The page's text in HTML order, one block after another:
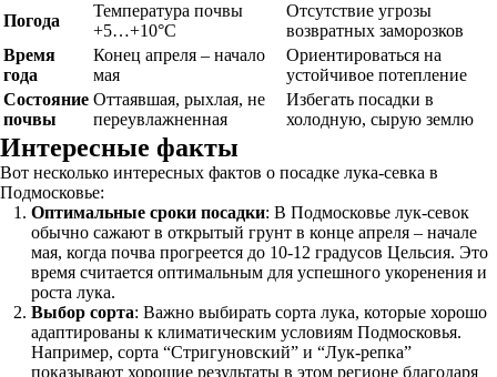
Погода
Температура почвы
+5…+10°C
Отсутствие угрозы
возвратных заморозков
Время
года
Конец апреля – начало
мая
Ориентироваться на
устойчивое потепление
Состояние
почвы
Оттаявшая, рыхлая, не
переувлажненная
Избегать посадки в
холодную, сырую землю
Интересные факты
Вот несколько интересных фактов о посадке лука-севка в
Подмосковье:
Оптимальные сроки посадки: В Подмосковье лук-севок
обычно сажают в открытый грунт в конце апреля – начале
мая, когда почва прогреется до 10-12 градусов Цельсия. Это
время считается оптимальным для успешного укоренения и
роста лука.
Выбор сорта: Важно выбирать сорта лука, которые хорошо
адаптированы к климатическим условиям Подмосковья.
Например, сорта “Стригуновский” и “Лук-репка”
показывают хорошие результаты в этом регионе благодаря